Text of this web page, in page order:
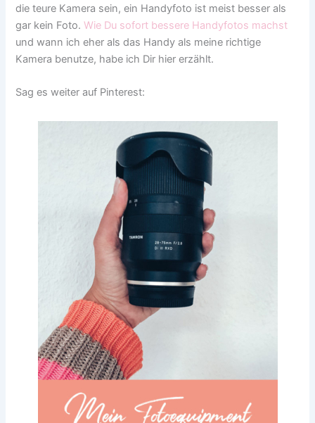
die teure Kamera sein, ein Handyfoto ist meist besser als
gar kein Foto.Wie Du sofort bessere Handyfotos machst
und wann ich eher als das Handy als meine richtige
Kamera benutze, habe ich Dir hier erzählt.
Sag es weiter auf Pinterest: